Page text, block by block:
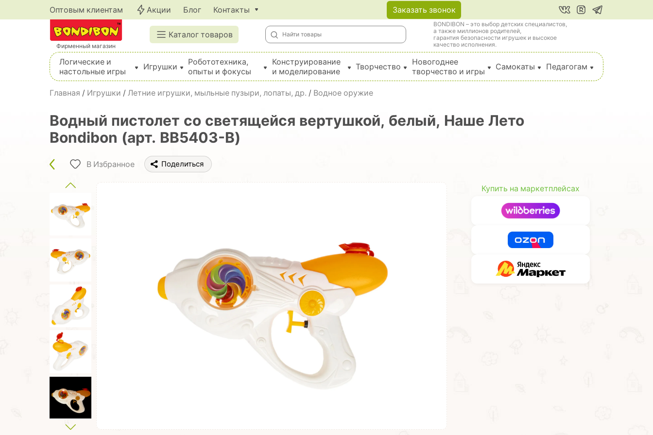
Оптовым клиентам Акции Блог Контакты Заказать звонок
Фирменный магазин
Каталог товаров
BONDIBON – это выбор детских специалистов,
а также миллионов родителей,
гарантия безопасности игрушек и высокое
качество исполнения.
Логические и
настольные игры
Игрушки
Робототехника,
опыты и фокусы
Конструирование
и моделирование
Творчество
Новогоднее
творчество и игры
Самокаты Педагогам
Главная / Игрушки / Летние игрушки, мыльные пузыри, лопаты, др. / Водное оружие
Водный пистолет cо светящейся вертушкой, белый, Наше Лето
Bondibon (арт. ВВ5403-В)
В Избранное Поделиться
Купить на маркетплейсах